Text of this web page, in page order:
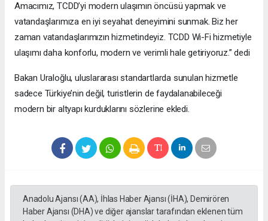
Amacımız, TCDD’yi modern ulaşımın öncüsü yapmak ve
vatandaşlarımıza en iyi seyahat deneyimini sunmak. Biz her
zaman vatandaşlarımızın hizmetindeyiz. TCDD Wi-Fi hizmetiyle
ulaşımı daha konforlu, modern ve verimli hale getiriyoruz.” dedi
Bakan Uraloğlu, uluslararası standartlarda sunulan hizmetle
sadece Türkiye’nin değil, turistlerin de faydalanabileceği
modern bir altyapı kurduklarını sözlerine ekledi.
Anadolu Ajansı (AA), İhlas Haber Ajansı (İHA), Demirören
Haber Ajansı (DHA) ve diğer ajanslar tarafından eklenen tüm